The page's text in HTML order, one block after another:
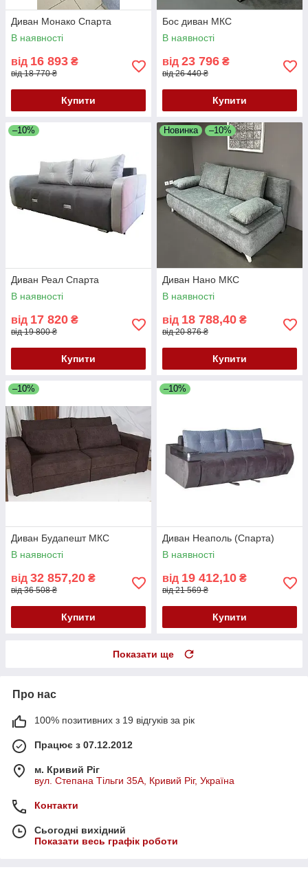
Диван Монако Спарта
В наявності
від 16 893 ₴
від 18 770 ₴
Купити
Бос диван МКС
В наявності
від 23 796 ₴
від 26 440 ₴
Купити
–10%
Диван Реал Спарта
В наявності
від 17 820 ₴
від 19 800 ₴
Купити
Новинка –10%
Диван Нано МКС
В наявності
від 18 788,40 ₴
від 20 876 ₴
Купити
–10%
Диван Будапешт МКС
В наявності
від 32 857,20 ₴
від 36 508 ₴
Купити
–10%
Диван Неаполь (Спарта)
В наявності
від 19 412,10 ₴
від 21 569 ₴
Купити
Показати ще
Про нас
100% позитивних з 19 відгуків за рік
Працює з 07.12.2012
м. Кривий Ріг
вул. Степана Тільги 35А, Кривий Ріг, Україна
Контакти
Сьогодні вихідний
Показати весь графік роботи